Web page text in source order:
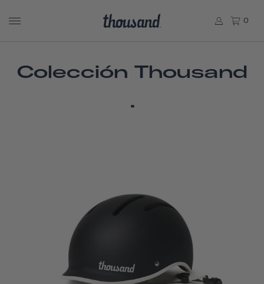
0
Colección Thousand
.